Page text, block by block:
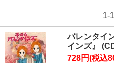
1-
バレンタイ
インズ』
728円(税込